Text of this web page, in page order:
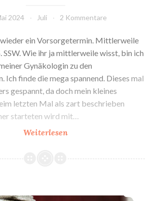
2024 Juli 2 Kommentare
wieder ein Vorsorgetermin. Mittlerweile
SSW. Wie ihr ja mittlerweile wisst, bin ich
Gynäkologin zu den
Ich finde die mega spannend. Dieses mal
gespannt, da doch mein kleines
letzten Mal als zart beschrieben
starteten wird mit…
Weiterlesen4.
bei
auffällig
5. Besuch der Hebamme: MET-Bescheinigung